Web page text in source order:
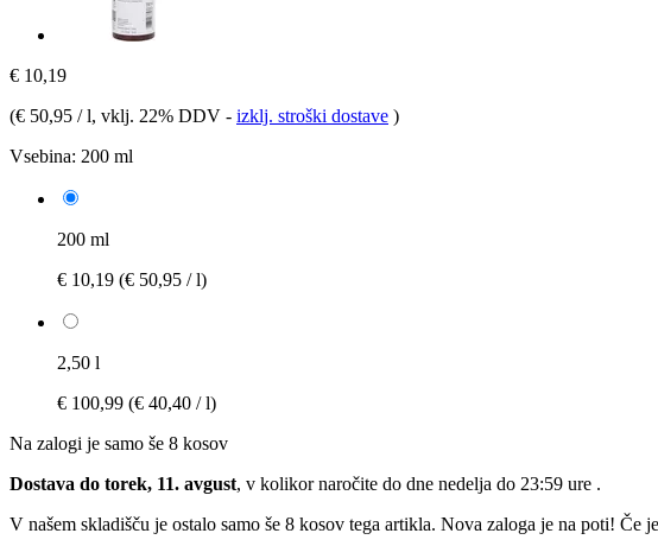
€ 10,19
(€ 50,95 / l, vklj. 22% DDV - izklj. stroški dostave )
Vsebina: 200 ml
200 ml
€ 10,19 (€ 50,95 / l)
2,50 l
€ 100,99 (€ 40,40 / l)
Na zalogi je samo še 8 kosov
Dostava do torek, 11. avgust, v kolikor naročite do dne nedelja do 23:59 ure .
V našem skladišču je ostalo samo še 8 kosov tega artikla. Nova zaloga je na poti! Če